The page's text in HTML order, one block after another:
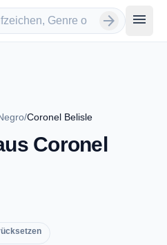
arrow_forward menu
/Coronel Belisle
Coronel